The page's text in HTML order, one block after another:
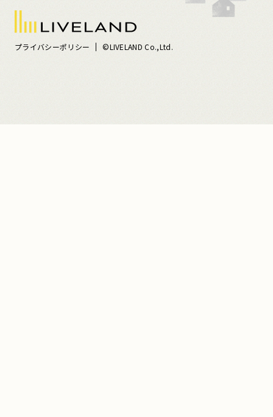
プライバシーポリシー ©LIVELAND Co.,Ltd.